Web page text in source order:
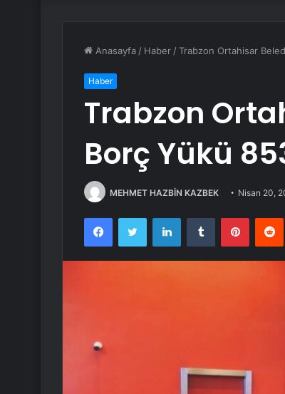
Anasayfa / Haber /Trabzon Ortahisar
Haber
Trabzon
Borç Yükü
MEHMET HAZBİN KAZBEK Nisan 20,
FacebookTwitter LinkedInTumblr Pinterest